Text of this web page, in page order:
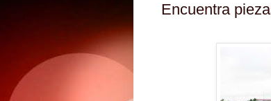
Encuentra